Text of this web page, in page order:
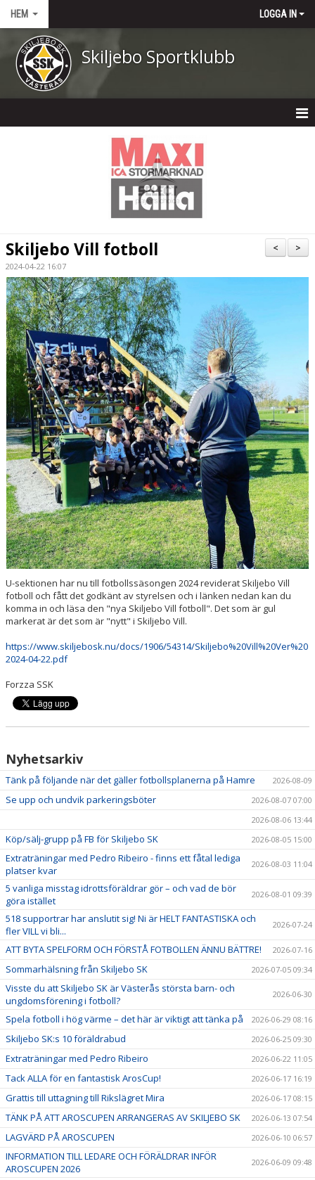
HEM LOGGA IN
Skiljebo Sportklubb
KALENDER
DOKUMENT
VÅRA LAG/TRÄNARE
MATCHER
BÖRJA I SKILJEBO SK
BOKNING KLUBBHUSET
VÅRA AVGIFTER
VÅR HISTORIA
>
<
Skiljebo Vill fotboll
2024-04-22 16:07
U-sektionen har nu till fotbollssäsongen 2024 reviderat Skiljebo Vill
fotboll och fått det godkänt av styrelsen och i länken nedan kan du
komma in och läsa den "nya Skiljebo Vill fotboll". Det som är gul
markerat är det som är "nytt" i Skiljebo Vill.
https://www.skiljebosk.nu/docs/1906/54314/Skiljebo%20Vill%20Ver%20
2024-04-22.pdf
Forzza SSK
Nyhetsarkiv
Tänk på följande när det gäller fotbollsplanerna på Hamre 2026-08-09
Se upp och undvik parkeringsböter
2026-08-07 07:00
2026-08-06 13:44
Köp/sälj-grupp på FB för Skiljebo SK 2026-08-05 15:00
Extraträningar med Pedro Ribeiro - finns ett fåtal lediga
platser kvar
2026-08-03 11:04
5 vanliga misstag idrottsföräldrar gör – och vad de bör
göra istället
2026-08-01 09:39
518 supportrar har anslutit sig! Ni är HELT FANTASTISKA och
fler VILL vi bli...
2026-07-24
ATT BYTA SPELFORM OCH FÖRSTÅ FOTBOLLEN ÄNNU BÄTTRE! 2026-07-16
Sommarhälsning från Skiljebo SK 2026-07-05 09:34
Visste du att Skiljebo SK är Västerås största barn- och
ungdomsförening i fotboll?
2026-06-30
Spela fotboll i hög värme – det här är viktigt att tänka på 2026-06-29 08:16
Skiljebo SK:s 10 föräldrabud 2026-06-25 09:30
Extraträningar med Pedro Ribeiro 2026-06-22 11:05
Tack ALLA för en fantastisk ArosCup! 2026-06-17 16:19
Grattis till uttagning till Rikslägret Mira 2026-06-17 08:15
TÄNK PÅ ATT AROSCUPEN ARRANGERAS AV SKILJEBO SK 2026-06-13 07:54
LAGVÄRD PÅ AROSCUPEN 2026-06-10 06:57
INFORMATION TILL LEDARE OCH FÖRÄLDRAR INFÖR
AROSCUPEN 2026
2026-06-09 09:48